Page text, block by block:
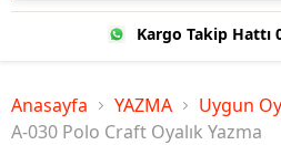
Kargo Takip Hattı
Anasayfa YAZMA
Uygun
A-030 Polo Craft Oyalık Yazma